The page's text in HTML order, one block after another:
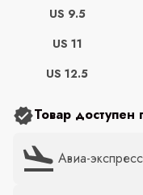
US 9.5
US 11
US 12.5
Товар доступен
Авиа-